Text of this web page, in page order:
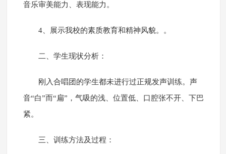
音乐审美能力、表现能力。
4、展示我校的素质教育和精神风貌。。
二、学生现状分析：
刚入合唱团的学生都未进行过正规发声训练。声
音“白”而“扁”，气吸的浅、位置低、口腔张不开、下巴
紧。
三、训练方法及过程：